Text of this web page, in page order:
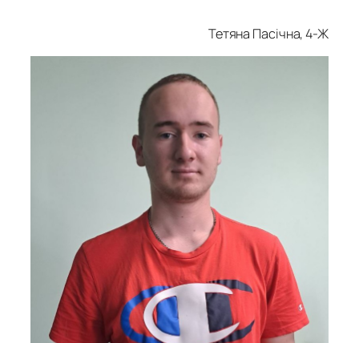
Тетяна Пасічна, 4-Ж